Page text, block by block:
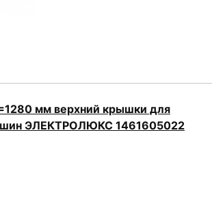
мм верхний крышки для
ЭЛЕКТРОЛЮКС 1461605022